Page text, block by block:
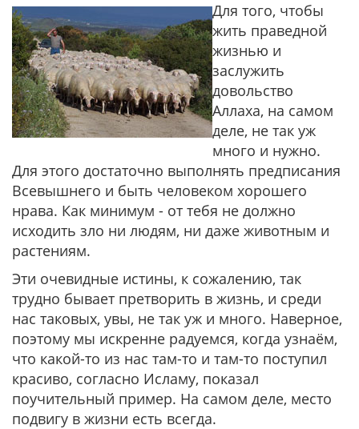
Для того, чтобы
жить праведной
жизнью и
заслужить
довольство
Аллаха, на самом
деле, не так уж
много и нужно.
Для этого достаточно выполнять предписания
Всевышнего и быть человеком хорошего
нрава. Как минимум - от тебя не должно
исходить зло ни людям, ни даже животным и
растениям.
Эти очевидные истины, к сожалению, так
трудно бывает претворить в жизнь, и среди
нас таковых, увы, не так уж и много. Наверное,
поэтому мы искренне радуемся, когда узнаём,
что какой-то из нас там-то и там-то поступил
красиво, согласно Исламу, показал
поучительный пример. На самом деле, место
подвигу в жизни есть всегда.